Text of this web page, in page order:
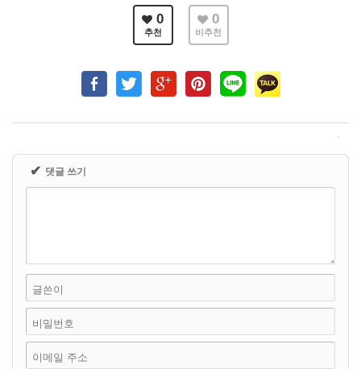
0
추천
0
비추천
✔ 댓글 쓰기
글쓴이
비밀번호
이메일 주소